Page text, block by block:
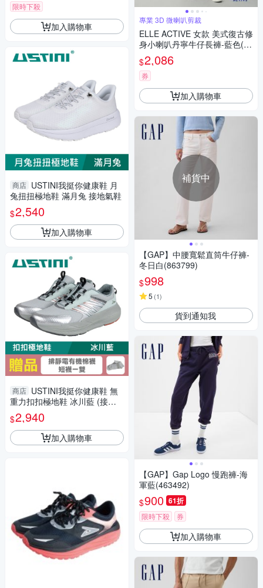
限時下殺
加入購物車
商店 USTINI我挺你健康鞋 月
兔扭扭極地鞋 滿月兔 接地氣鞋
$2,540
加入購物車
商店 USTINI我挺你健康鞋 無
重力扣扣極地鞋 冰川藍 (接地
氣鞋 限時優惠 買鞋送襪)
$2,940
加入購物車
專業 3D 微喇叭剪裁
ELLE ACTIVE 女款 美式復古修
身小喇叭丹寧牛仔長褲-藍色(E
A26S2W3403#35)
$2,086
券
加入購物車
補貨中
【GAP】中腰寬鬆直筒牛仔褲-
冬日白(863799)
$998
5 (1)
貨到通知我
【GAP】Gap Logo 慢跑褲-海
軍藍(463492)
$900 61折
限時下殺 券
加入購物車